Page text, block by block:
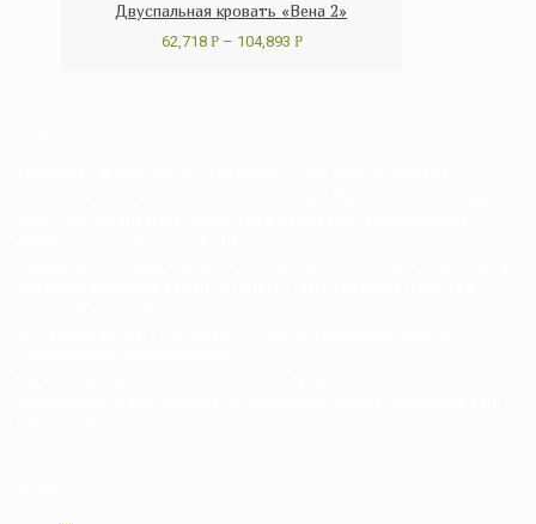
Двуспальная кровать «Вена 2»
62,718 Р– 104,893 Р